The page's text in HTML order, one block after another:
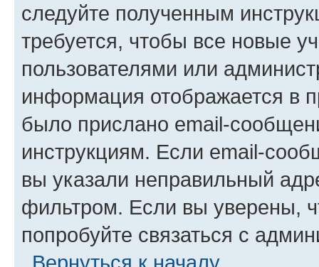
следуйте полученным
требуется, чтобы все новые
пользователями или
информация отображается в
было прислано email-
инструкциям. Если email-
вы указали неправильный
фильтром. Если вы уверены,
попробуйте связаться с
Вернуться к началу